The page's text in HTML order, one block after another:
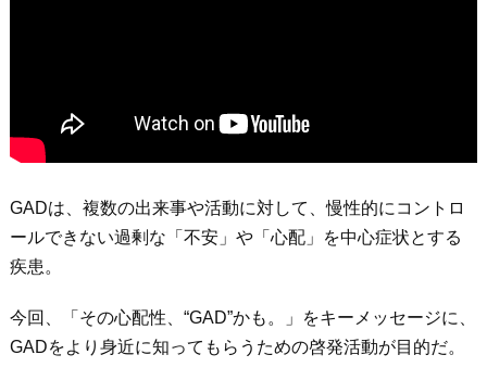
GADは、複数の出来事や活動に対して、慢性的にコントロ
ールできない過剰な「不安」や「心配」を中心症状とする
疾患。
今回、「その心配性、“GAD”かも。」をキーメッセージに、
GADをより身近に知ってもらうための啓発活動が目的だ。